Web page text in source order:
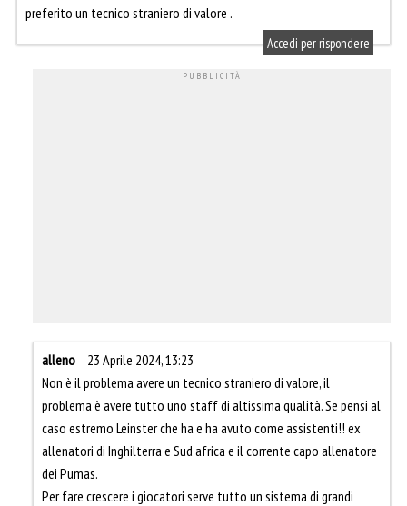
preferito un tecnico straniero di valore .
Accedi per rispondere
alleno
23 Aprile 2024, 13:23
Non è il problema avere un tecnico straniero di valore, il
problema è avere tutto uno staff di altissima qualità. Se pensi al
caso estremo Leinster che ha e ha avuto come assistenti!! ex
allenatori di Inghilterra e Sud africa e il corrente capo allenatore
dei Pumas.
Per fare crescere i giocatori serve tutto un sistema di grandi